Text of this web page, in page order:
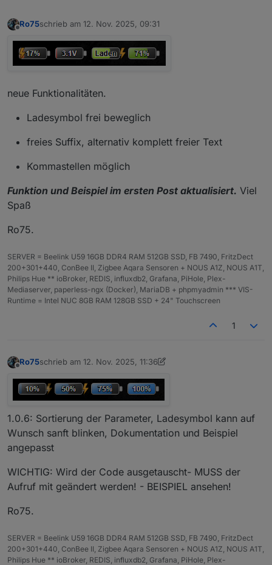
Ro75schrieb am 12. Nov. 2025, 09:31
zuletzt editiert von
neue Funktionalitäten.
Ladesymbol frei beweglich
freies Suffix, alternativ komplett freier Text
Kommastellen möglich
Funktion und Beispiel im ersten Post aktualisiert. Viel
Spaß
Ro75.
SERVER = Beelink U59 16GB DDR4 RAM 512GB SSD, FB 7490, FritzDect
200+301+440, ConBee II, Zigbee Aqara Sensoren + NOUS A1Z, NOUS A1T,
Philips Hue ** ioBroker, REDIS, influxdb2, Grafana, PiHole, Plex-
Mediaserver, paperless-ngx (Docker), MariaDB + phpmyadmin *** VIS-
Runtime = Intel NUC 8GB RAM 128GB SSD + 24" Touchscreen
1
Ro75schrieb am 12. Nov. 2025, 11:36
zuletzt editiert von Ro7511. Dez. 2025, 12:36
1.0.6: Sortierung der Parameter, Ladesymbol kann auf
Wunsch sanft blinken, Dokumentation und Beispiel
angepasst
WICHTIG: Wird der Code ausgetauscht- MUSS der
Aufruf mit geändert werden! - BEISPIEL ansehen!
Ro75.
SERVER = Beelink U59 16GB DDR4 RAM 512GB SSD, FB 7490, FritzDect
200+301+440, ConBee II, Zigbee Aqara Sensoren + NOUS A1Z, NOUS A1T,
Philips Hue ** ioBroker, REDIS, influxdb2, Grafana, PiHole, Plex-